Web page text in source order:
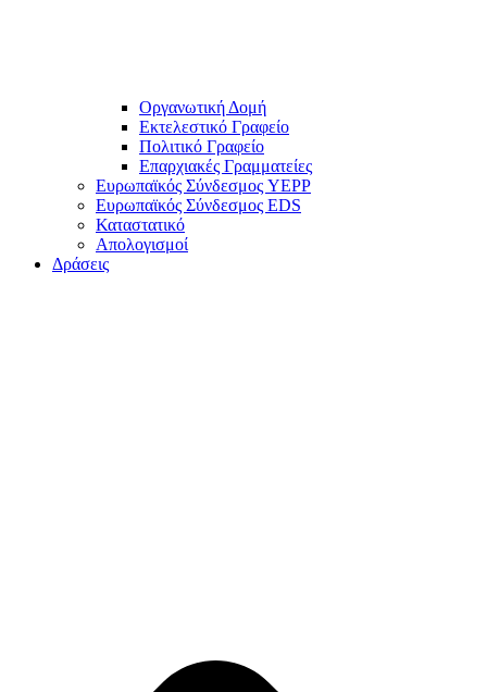
Οργανωτική Δομή
Εκτελεστικό Γραφείο
Πολιτικό Γραφείο
Επαρχιακές Γραμματείες
Ευρωπαϊκός Σύνδεσμος YEPP
Ευρωπαϊκός Σύνδεσμος EDS
Καταστατικό
Απολογισμοί
Δράσεις